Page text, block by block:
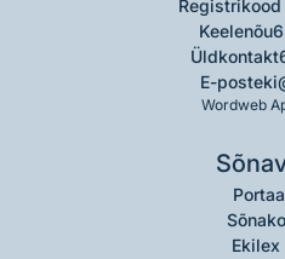
Registrikood
Keelenõu
Üldkontakt
E-post
Wordweb
Ekilex